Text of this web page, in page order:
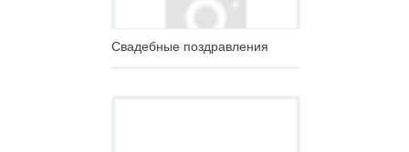
Свадебные поздравления